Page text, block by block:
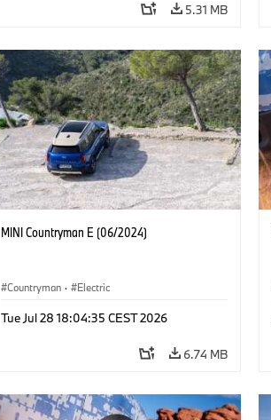
5.31 MB
MINI Countryman E (06/2024)
Countryman · Electric
Tue Jul 28 18:04:35 CEST 2026
6.74 MB